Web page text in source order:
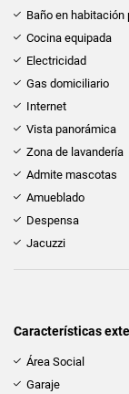
Baño en habitación
Cocina equipada
Electricidad
Gas domiciliario
Internet
Vista panorámica
Zona de lavandería
Admite mascotas
Amueblado
Despensa
Jacuzzi
Características
Área Social
Garaje